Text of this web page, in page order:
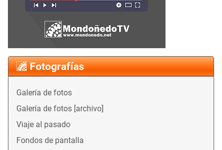
Fotografías
Galería de fotos
Galería de fotos [archivo]
Viaje al pasado
Fondos de pantalla